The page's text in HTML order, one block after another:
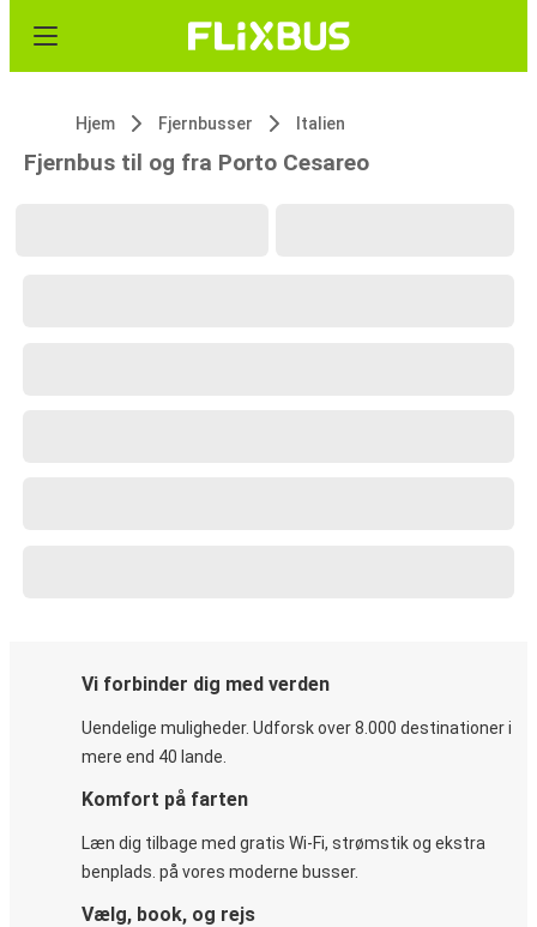
Hjem Fjernbusser Italien
Fjernbus til og fra Porto Cesareo
Vi forbinder dig med verden
Uendelige muligheder. Udforsk over 8.000 destinationer i
mere end 40 lande.
Komfort på farten
Læn dig tilbage med gratis Wi-Fi, strømstik og ekstra
benplads. på vores moderne busser.
Vælg, book, og rejs